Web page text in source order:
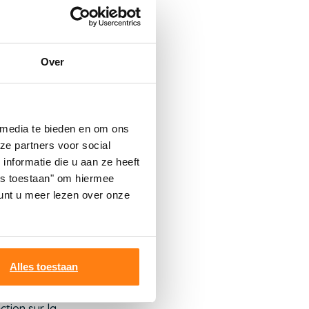
Over
te bieden en om ons
partners voor social
die u aan ze heeft
toestaan" om hiermee
u meer lezen over onze
Alles toestaan
situation.
appropriée.
d'une tête de
accessibilité sans
(vous sentirez